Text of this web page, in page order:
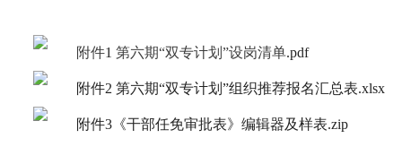
附件1 第六期“双专计划”设岗清单.pdf
附件2 第六期“双专计划”组织推荐报名汇总表.xlsx
附件3 《干部任免审批表》编辑器及样表.zip